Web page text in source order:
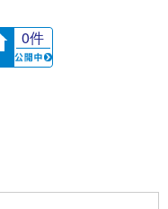
0件